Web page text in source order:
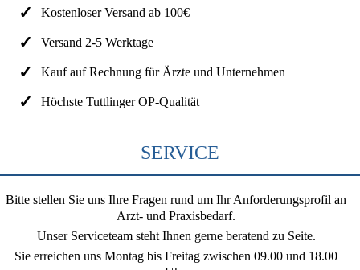
Kostenloser Versand ab 100€
Versand 2-5 Werktage
Kauf auf Rechnung für Ärzte und Unternehmen
Höchste Tuttlinger OP-Qualität
SERVICE
Bitte stellen Sie uns Ihre Fragen rund um Ihr Anforderungsprofil an
Arzt- und Praxisbedarf.
Unser Serviceteam steht Ihnen gerne beratend zu Seite.
Sie erreichen uns Montag bis Freitag zwischen 09.00 und 18.00